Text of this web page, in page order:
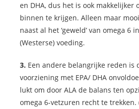
en DHA, dus het is ook makkelijker
binnen te krijgen. Alleen maar
naast al het ‘geweld’ van omega 6
(Westerse) voeding.
3. Een andere belangrijke reden is
voorziening met EPA/ DHA
lukt om door ALA de balans ten
omega 6-vetzuren recht te trekken.